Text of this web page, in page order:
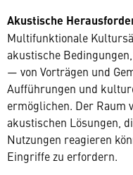
Akustische
Multifunktionale
akustische
— von Vorträgen und
Aufführungen und
ermöglichen. Der Raum
akustischen Lösungen,
Nutzungen reagieren
Eingriffe zu erfordern.